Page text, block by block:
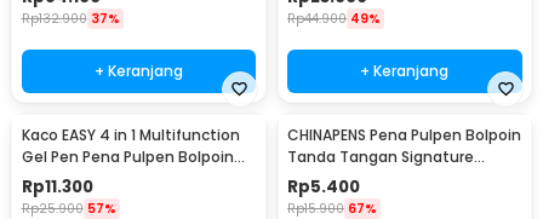
Rp132.900 37%
+ Keranjang
Rp44.900 49%
+ Keranjang
Kaco EASY 4 in 1 Multifunction
Gel Pen Pena Pulpen Bolpoin
0.5mm 1 PCS - K1041 (Black
Blue Red Green Ink)
Rp11.300
Rp25.900 57%
CHINAPENS Pena Pulpen Bolpoin
Tanda Tangan Signature
Fountain Pen - Y666
Rp5.400
Rp15.900 67%